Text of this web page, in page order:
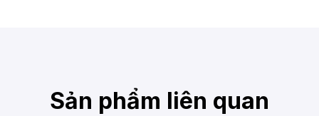
Sản phẩm liên quan